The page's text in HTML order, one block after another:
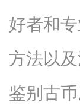
好者和
方法以
鉴别古